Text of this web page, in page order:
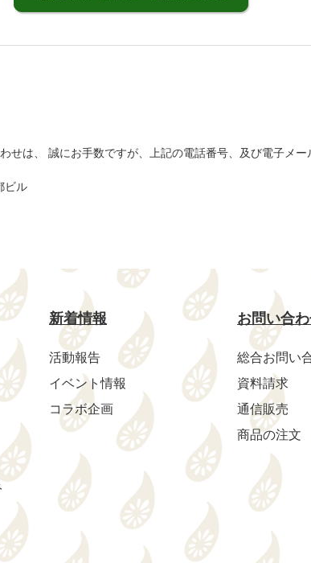
せは、 誠にお手数ですが、上記の電話番号、及び電子メー
ビル
新着情報
活動報告
イベント情報
コラボ企画
お問い合
総合お問い
資料請求
通信販売
商品の注文